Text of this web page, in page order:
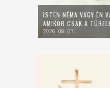
ISTEN NÉMA VAGY ÉN
AMIKOR CSAK A
2026. 08. 03.